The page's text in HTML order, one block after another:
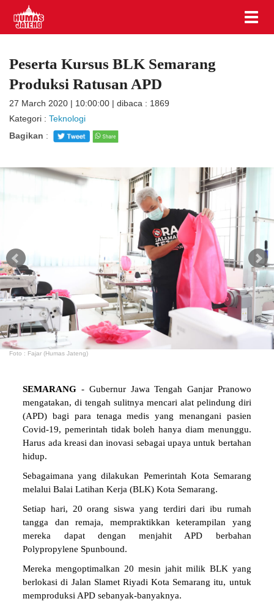
Peserta Kursus BLK Semarang
Produksi Ratusan APD
27 March 2020 | 10:00:00 | dibaca : 1869
Kategori : Teknologi
Bagikan :
Foto : Fajar (Humas Jateng)
SEMARANG- Gubernur Jawa Tengah Ganjar Pranowo
mengatakan, di tengah sulitnya mencari alat pelindung diri
(APD) bagi para tenaga medis yang menangani pasien
Covid-19, pemerintah tidak boleh hanya diam menunggu.
Harus ada kreasi dan inovasi sebagai upaya untuk bertahan
hidup.
Sebagaimana yang dilakukan Pemerintah Kota Semarang
melalui Balai Latihan Kerja (BLK) Kota Semarang.
Setiap hari, 20 orang siswa yang terdiri dari ibu rumah
tangga dan remaja, mempraktikkan keterampilan yang
mereka dapat dengan menjahit APD berbahan
Polypropylene Spunbound.
Mereka mengoptimalkan 20 mesin jahit milik BLK yang
berlokasi di Jalan Slamet Riyadi Kota Semarang itu, untuk
memproduksi APD sebanyak-banyaknya.